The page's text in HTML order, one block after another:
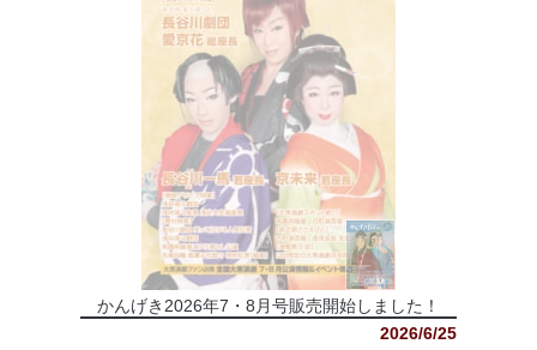
かんげき2026年7・8月号販売開始しました！
2026/6/25